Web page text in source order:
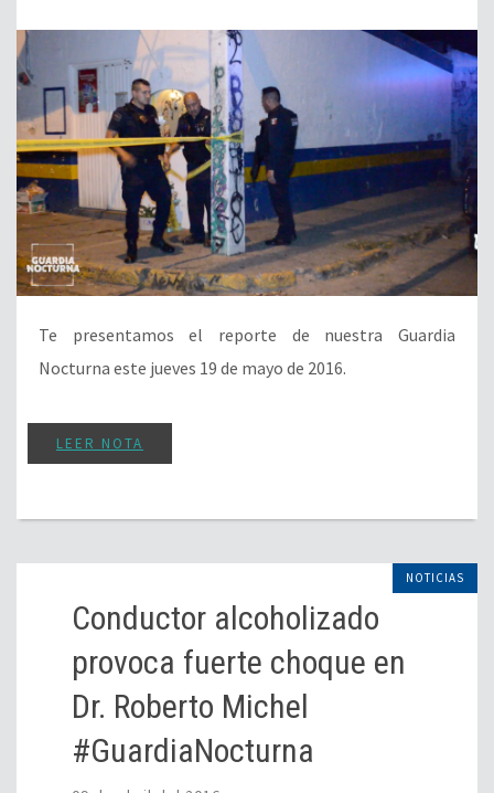
Te presentamos el reporte de nuestra Guardia
Nocturna este jueves 19 de mayo de 2016.
LEER NOTA
NOTICIAS
Conductor alcoholizado
provoca fuerte choque en
Dr. Roberto Michel
#GuardiaNocturna